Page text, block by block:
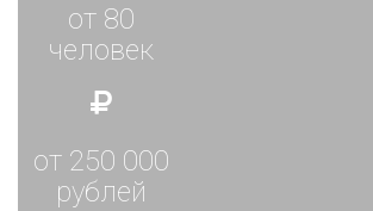
от 80
человек
от 250 000
рублей